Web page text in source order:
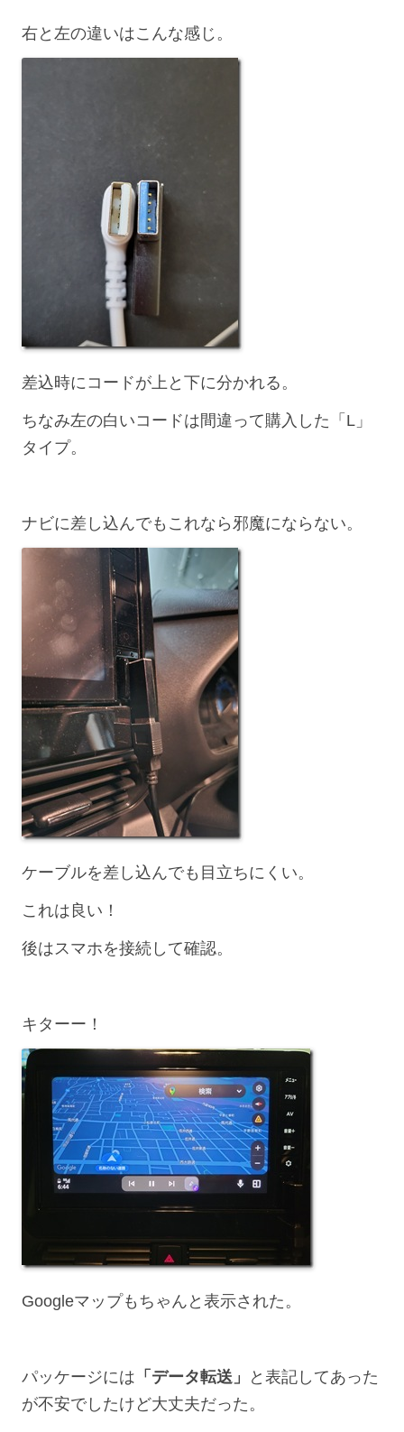
右と左の違いはこんな感じ。
差込時にコードが上と下に分かれる。
ちなみ左の白いコードは間違って購入した「L」
タイプ。
ナビに差し込んでもこれなら邪魔にならない。
ケーブルを差し込んでも目立ちにくい。
これは良い！
後はスマホを接続して確認。
キターー！
Googleマップもちゃんと表示された。
パッケージには 「データ転送」
と表記してあった
が不安でしたけど大丈夫だった。